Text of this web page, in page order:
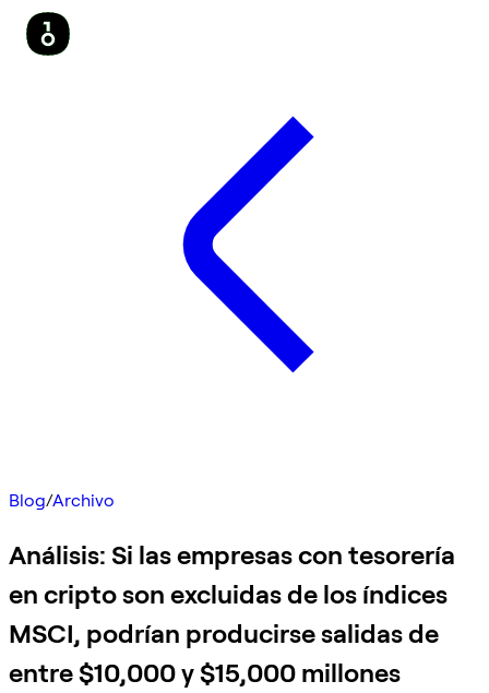
Blog/Archivo
Análisis: Si las empresas con tesorería
en cripto son excluidas de los índices
MSCI, podrían producirse salidas de
entre $10,000 y $15,000 millones